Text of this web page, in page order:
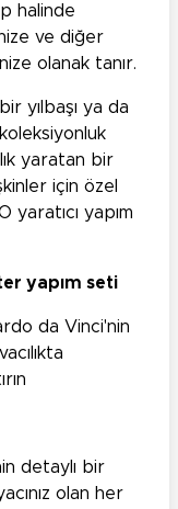
halinde
ve diğer
olanak tanır.
yılbaşı ya da
yaratan bir
için özel
yaratıcı yapım
yapım seti
da Vinci'nin
detaylı bir
olan her